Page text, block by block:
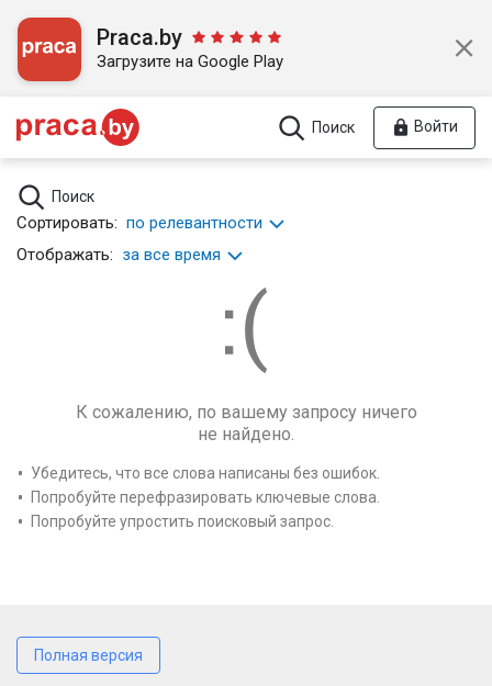
Praca.by
Загрузите на Google Play
Поиск Войти
Поиск
Сортировать: по релевантности
Отображать: за все время
К сожалению, по вашему запросу ничего
не найдено.
Убедитесь, что все слова написаны без ошибок.
Попробуйте перефразировать ключевые слова.
Попробуйте упростить поисковый запрос.
Полная версия